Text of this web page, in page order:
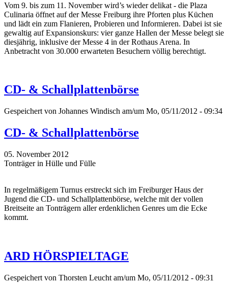
Vom 9. bis zum 11. November wird’s wieder delikat - die Plaza
Culinaria öffnet auf der Messe Freiburg ihre Pforten plus Küchen
und lädt ein zum Flanieren, Probieren und Informieren. Dabei ist sie
gewaltig auf Expansionskurs: vier ganze Hallen der Messe belegt sie
diesjährig, inklusive der Messe 4 in der Rothaus Arena. In
Anbetracht von 30.000 erwarteten Besuchern völlig berechtigt.
CD- & Schallplattenbörse
Gespeichert von Johannes Windisch am/um Mo, 05/11/2012 - 09:34
CD- & Schallplattenbörse
05. November 2012
Tonträger in Hülle und Fülle
In regelmäßigem Turnus erstreckt sich im Freiburger Haus der
Jugend die CD- und Schallplattenbörse, welche mit der vollen
Breitseite an Tonträgern aller erdenklichen Genres um die Ecke
kommt.
ARD HÖRSPIELTAGE
Gespeichert von Thorsten Leucht am/um Mo, 05/11/2012 - 09:31